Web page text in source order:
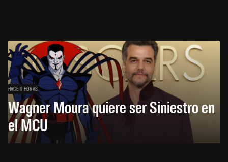
HACE 11 HORAS
Wagner Moura quiere ser Siniestro en
el MCU